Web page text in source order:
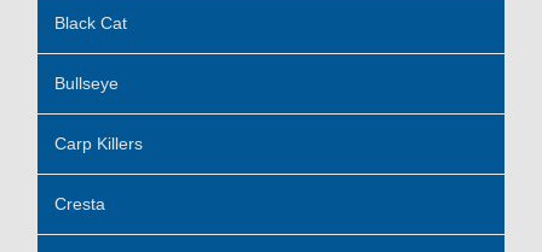
Black Cat
Bullseye
Carp Killers
Cresta